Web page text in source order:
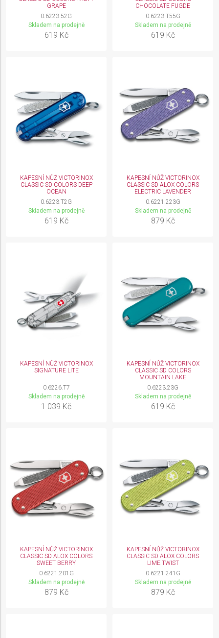
GRAPE
0.6223.52G
Skladem na prodejně
619 Kč
CHOCOLATE FUGDE
0.6223.T55G
Skladem na prodejně
619 Kč
KAPESNÍ NŮŽ VICTORINOX
CLASSIC SD COLORS DEEP
OCEAN
0.6223.T2G
Skladem na prodejně
619 Kč
KAPESNÍ NŮŽ VICTORINOX
CLASSIC SD ALOX COLORS
ELECTRIC LAVENDER
0.6221.223G
Skladem na prodejně
879 Kč
KAPESNÍ NŮŽ VICTORINOX
SIGNATURE LITE
0.6226.T7
Skladem na prodejně
1 039 Kč
KAPESNÍ NŮŽ VICTORINOX
CLASSIC SD COLORS
MOUNTAIN LAKE
0.6223.23G
Skladem na prodejně
619 Kč
KAPESNÍ NŮŽ VICTORINOX
CLASSIC SD ALOX COLORS
SWEET BERRY
0.6221.201G
Skladem na prodejně
879 Kč
KAPESNÍ NŮŽ VICTORINOX
CLASSIC SD ALOX COLORS
LIME TWIST
0.6221.241G
Skladem na prodejně
879 Kč